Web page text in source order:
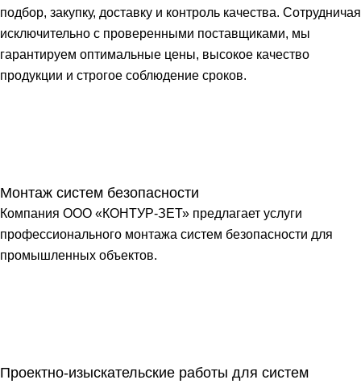
подбор, закупку, доставку и контроль качества. Сотрудничая
исключительно с проверенными поставщиками, мы
гарантируем оптимальные цены, высокое качество
продукции и строгое соблюдение сроков.
Монтаж систем безопасности
Компания ООО «КОНТУР-ЗЕТ» предлагает услуги
профессионального монтажа систем безопасности для
промышленных объектов.
Проектно-изыскательские работы для систем